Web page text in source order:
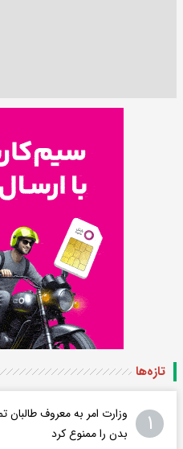
تازه‌ها
۱
وزارت امر به معروف
بدن را ممنوع کرد